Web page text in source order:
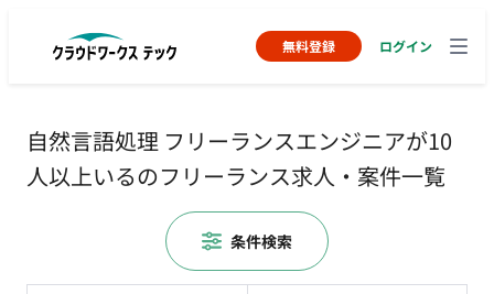
無料登録 ログイン
自然言語処理 フリーランスエンジニアが10
人以上いるのフリーランス求人・案件一覧
条件検索